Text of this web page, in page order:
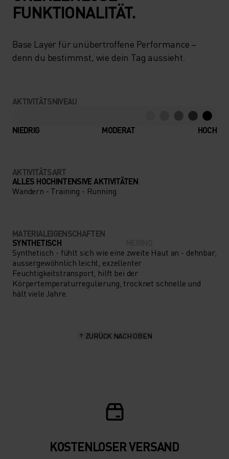
FUNKTIONALITÄT.
Base Layer für unübertroffene Performance –
denn du bestimmst, wie dein Tag aussieht.
AKTIVITÄTSNIVEAU
NIEDRIG MODERAT HOCH
AKTIVITÄTSART
ALLES HOCHINTENSIVE AKTIVITÄTEN
Wandern - Training - Running
MATERIALEIGENSCHAFTEN
SYNTHETISCH
Synthetisch - fühlt sich wie eine zweite Haut an - dehnbar,
aussergewöhnlich leicht, exzellenter
Feuchtigkeitstransport, hilft bei der
Körpertemperaturregulierung, trocknet schnelle und
hält viele Jahre.
ZURÜCK NACH OBEN
KOSTENLOSER VERSAND